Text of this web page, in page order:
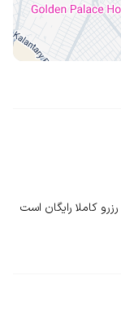
کاملا رایگان است